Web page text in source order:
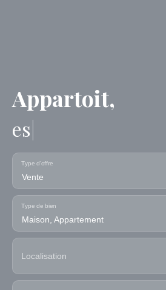
Appartoit,
estimez vot
Vente
Type d'offre
Maison, Appartement
Type de bien
Localisation